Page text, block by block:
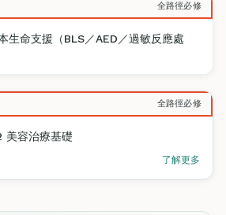
全路徑必修
生命支援（BLS／AED／過敏反應處
全路徑必修
美容治療基礎
了解更多